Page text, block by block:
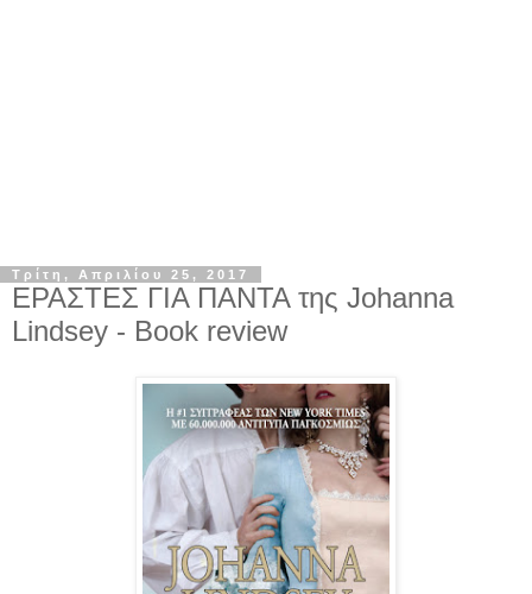
Τρίτη, Απριλίου 25, 2017
ΕΡΑΣΤΕΣ ΓΙΑ ΠΑΝΤΑ της Johanna
Lindsey - Book review